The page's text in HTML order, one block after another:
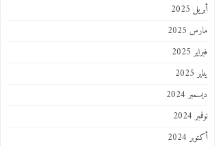
أبريل 2025
مارس 2025
فبراير 2025
يناير 2025
ديسمبر 2024
نوفمبر 2024
أكتوبر 2024